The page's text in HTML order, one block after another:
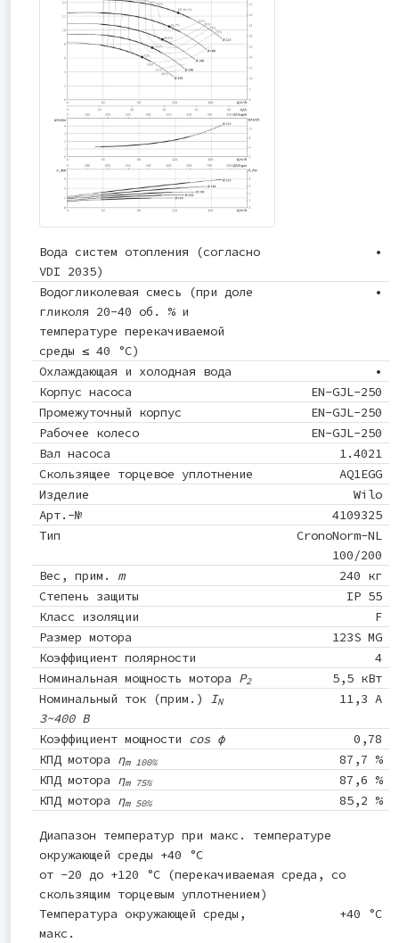
Вода систем отопления (согласно
VDI 2035)
•
Водогликолевая смесь (при доле
гликоля 20-40 об. % и
температуре перекачиваемой
среды ≤ 40 °C)
•
Охлаждающая и холодная вода
•
Корпус насоса
EN-GJL-250
Промежуточный корпус
EN-GJL-250
Рабочее колесо
EN-GJL-250
Вал насоса
1.4021
Скользящее торцевое уплотнение
AQ1EGG
Изделие
Wilo
Арт.-№
4109325
Тип
CronoNorm-NL
100/200
Вес, прим. m
240 кг
Степень защиты
IP 55
Класс изоляции
F
Размер мотора
123S MG
Коэффициент полярности
4
Номинальная мощность мотора P2
5,5 кВт
Номинальный ток (прим.) IN
3~400 В
11,3 A
Коэффициент мощности cos φ
0,78
КПД мотора ηm 100%
87,7 %
КПД мотора ηm 75%
87,6 %
КПД мотора ηm 50% 85,2 %
Диапазон температур при макс. температуре
окружающей среды +40 °C
от -20 до +120 °C (перекачиваемая среда, со
скользящим торцевым уплотнением)
Температура окружающей среды,
макс.
+40 °C